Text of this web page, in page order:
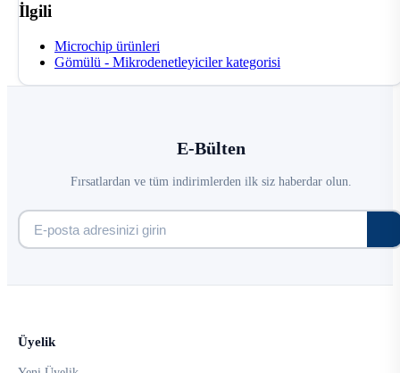
İlgili
Microchip ürünleri
Gömülü - Mikrodenetleyiciler kategorisi
E-Bülten
Fırsatlardan ve tüm indirimlerden ilk siz haberdar olun.
Üyelik